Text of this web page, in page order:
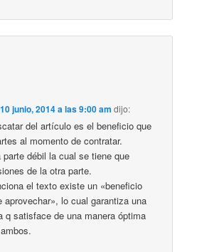
10 junio, 2014 a las 9:00 am dijo:
del artículo es el beneficio que
al momento de contratar.
parte débil la cual se tiene que
de la otra parte.
el texto existe un «beneficio
aprovechar», lo cual garantiza una
q satisface de una manera óptima